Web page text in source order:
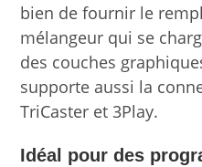
bien de fournir le
mélangeur qui se
des couches
supporte aussi la
TriCaster et 3Play.
Idéal pour des